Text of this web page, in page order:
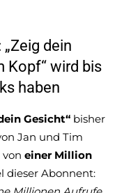
dein
Kopf“ wird bis
haben
Gesicht“ bisher
Jan und Tim
einer Million
dieser Abonnent: